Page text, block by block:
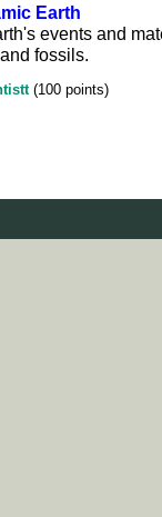
Earth
events and
fossils.
(100 points)